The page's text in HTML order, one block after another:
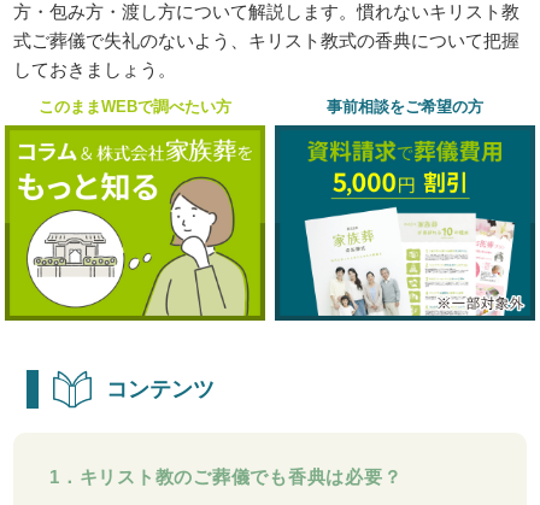
方・包み方・渡し方について解説します。慣れないキリスト教
式ご葬儀で失礼のないよう、キリスト教式の香典について把握
しておきましょう。
このままWEBで調べたい方 事前相談をご希望の方
コンテンツ
1．キリスト教のご葬儀でも香典は必要？